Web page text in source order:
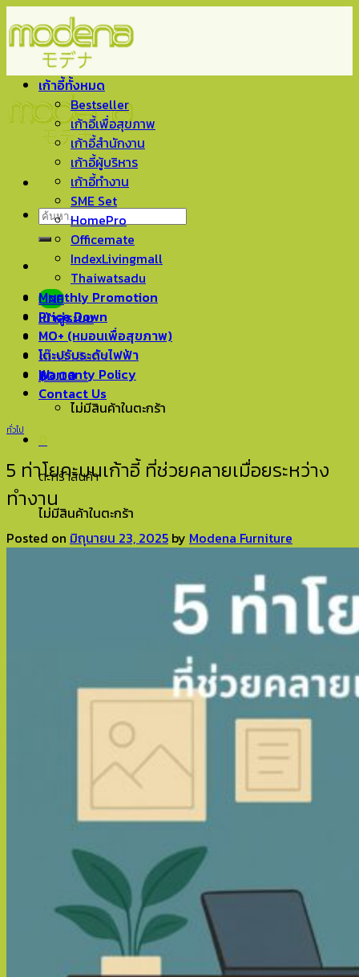
to
content
ค้นหา:
LINE
เข้าสู่ระบบ
ตะกร้าสินค้า
฿0.000
ไม่มีสินค้าในตะกร้า
ตะกร้าสินค้า
ไม่มีสินค้าในตะกร้า
เก้าอี้ทั้งหมด
Bestseller
เก้าอี้เพื่อสุขภาพ
เก้าอี้สำนักงาน
เก้าอี้ผู้บริหาร
เก้าอี้ทำงาน
SME Set
HomePro
Officemate
IndexLivingmall
Thaiwatsadu
Monthly Promotion
Price Down
MO+ (หมอนเพื่อสุขภาพ)
โต๊ะปรับระดับไฟฟ้า
Warranty Policy
Contact Us
ทั่วไป
5 ท่าโยคะบนเก้าอี้ ที่ช่วยคลายเมื่อยระหว่าง
ทำงาน
Posted on มิถุนายน 23, 2025 by Modena Furniture